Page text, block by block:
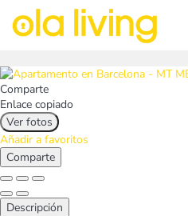
Comparte
Enlace copiado
Ver fotos
Añadir a favoritos
Comparte
Descripción